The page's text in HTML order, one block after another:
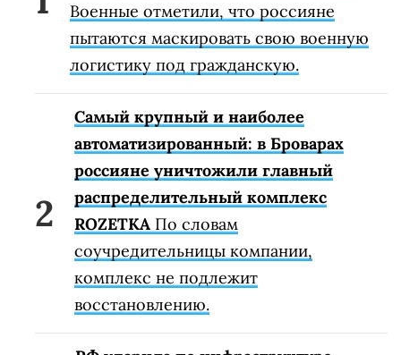
Военные отметили, что россияне
пытаются маскировать свою военную
логистику под гражданскую.
Самый крупный и наиболее
автоматизированный: в Броварах
россияне уничтожили главный
распределительный комплекс
ROZETKA По словам
соучредительницы компании,
комплекс не подлежит
восстановлению.